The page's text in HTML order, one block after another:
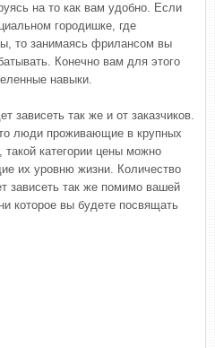
на то как вам удобно. Если
городишке, где
то занимаясь фрилансом вы
Конечно вам для этого
навыки.
зависеть так же и от заказчиков.
люди проживающие в крупных
категории цены можно
их уровню жизни. Количество
зависеть так же помимо вашей
которое вы будете посвящать